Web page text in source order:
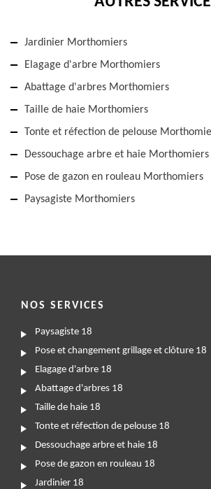
Jardinier Morthomiers
Elagage d'arbre Morthomiers
Abattage d'arbres Morthomiers
Taille de haie Morthomiers
Tonte et réfection de pelouse
Dessouchage arbre et haie Morthomiers
Pose de gazon en rouleau Morthomiers
Paysagiste Morthomiers
NOS SERVICES
Paysagiste 18
Pose et changement grillage et clôture 18
Elagage d'arbre 18
Abattage d'arbres 18
Taille de haie 18
Tonte et réfection de pelouse 18
Dessouchage arbre et haie 18
Pose de gazon en rouleau 18
Jardinier 18